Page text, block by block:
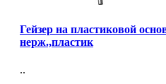
Гейзер на пластиковой
нерж.,пластик
..